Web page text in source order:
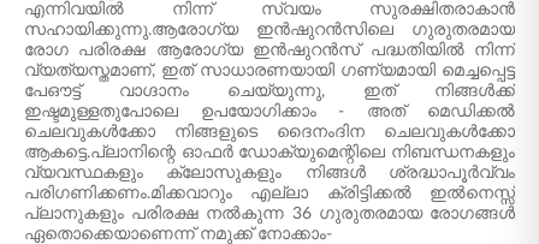
എന്നിവയിൽ നിന്ന് സ്വയം സുരക്ഷിതരാകാൻ
സഹായിക്കുന്നു.ആരോഗ്യ ഇൻഷുറൻസിലെ ഗുരുതരമായ
രോഗ പരിരക്ഷ ആരോഗ്യ ഇൻഷുറൻസ് പദ്ധതിയിൽ നിന്ന്
വ്യത്യസ്തമാണ്, ഇത് സാധാരണയായി ഗണ്യമായി മെച്ചപ്പെട്ട
പേഔട്ട് വാഗ്ദാനം ചെയ്യുന്നു, ഇത് നിങ്ങൾക്ക്
ഇഷ്ടമുള്ളതുപോലെ ഉപയോഗിക്കാം - അത് മെഡിക്കൽ
ചെലവുകൾക്കോ നിങ്ങളുടെ ദൈനംദിന ചെലവുകൾക്കോ
ആകട്ടെ.പ്ലാനിന്റെ ഓഫർ ഡോക്യുമെന്റിലെ നിബന്ധനകളും
വ്യവസ്ഥകളും ക്ലോസുകളും നിങ്ങൾ ശ്രദ്ധാപൂർവ്വം
പരിഗണിക്കണം.മിക്കവാറും എല്ലാ ക്രിട്ടിക്കൽ ഇൽനെസ്സ്
പ്ലാനുകളും പരിരക്ഷ നൽകുന്ന 36 ഗുരുതരമായ രോഗങ്ങൾ
ഏതൊക്കെയാണെന്ന് നമുക്ക് നോക്കാം-